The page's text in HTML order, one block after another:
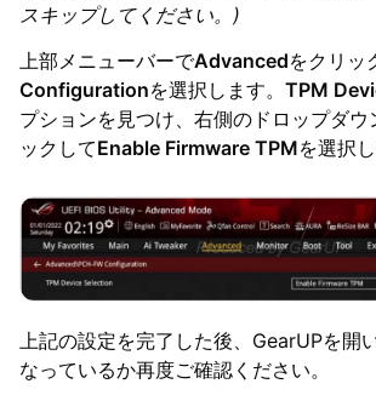
スキップしてください。)
上部メニューバーでAdvancedをクリッ
Configurationを選択します。 TPM
プションを見つけ、右側のドロップダウ
ックしてEnable Firmware TPMを選択
上記の設定を完了した後、GearUPを開
なっているか再度ご確認ください。